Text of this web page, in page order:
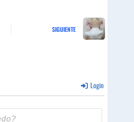
SIGUIENTE
Login